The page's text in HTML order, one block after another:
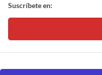
Suscríbete en: